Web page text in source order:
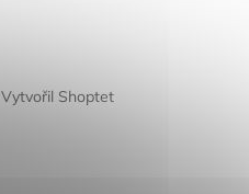
Vytvořil Shoptet